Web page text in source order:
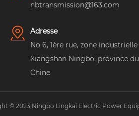
nbtransmission@163.com
Adresse
No 6, 1ère rue, zone
Xiangshan Ningbo, province
Chine
© 2023 Ningbo Lingkai Electric Power